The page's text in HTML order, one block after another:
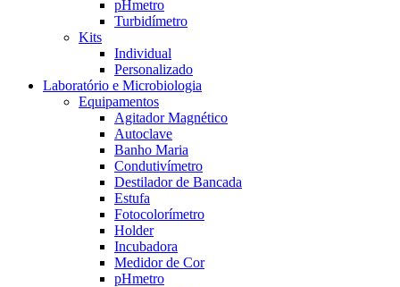
pHmetro
Turbidímetro
Kits
Individual
Personalizado
Laboratório e Microbiologia
Equipamentos
Agitador Magnético
Autoclave
Banho Maria
Condutivímetro
Destilador de Bancada
Estufa
Fotocolorímetro
Holder
Incubadora
Medidor de Cor
pHmetro